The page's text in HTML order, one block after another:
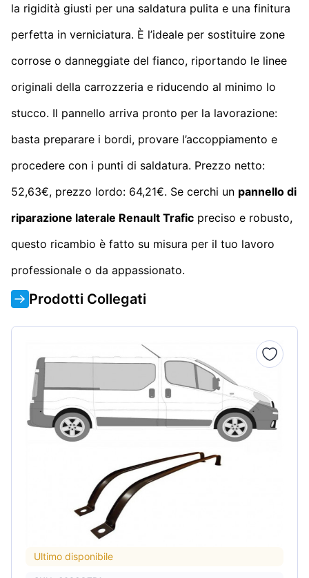
la rigidità giusti per una saldatura pulita e una finitura
perfetta in verniciatura. È l’ideale per sostituire zone
corrose o danneggiate del fianco, riportando le linee
originali della carrozzeria e riducendo al minimo lo
stucco. Il pannello arriva pronto per la lavorazione:
basta preparare i bordi, provare l’accoppiamento e
procedere con i punti di saldatura. Prezzo netto:
52,63€, prezzo lordo: 64,21€. Se cerchi un pannello di
riparazione laterale Renault Trafic preciso e robusto,
questo ricambio è fatto su misura per il tuo lavoro
professionale o da appassionato.
Prodotti Collegati
Ultimo disponibile